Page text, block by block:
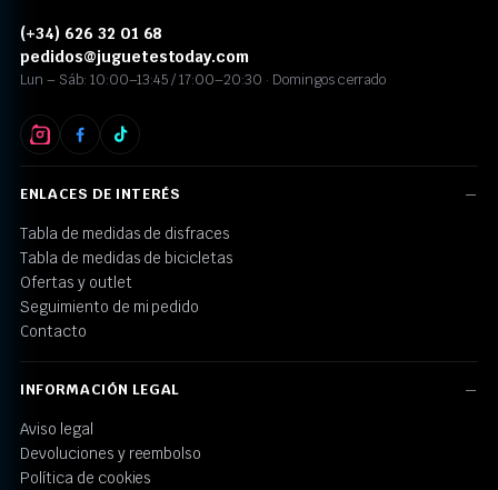
(+34) 626 32 01 68
pedidos@juguetestoday.com
Lun – Sáb: 10:00–13:45 / 17:00–20:30 · Domingos cerrado
ENLACES DE INTERÉS
Tabla de medidas de disfraces
Tabla de medidas de bicicletas
Ofertas y outlet
Seguimiento de mi pedido
Contacto
INFORMACIÓN LEGAL
Aviso legal
Devoluciones y reembolso
Política de cookies